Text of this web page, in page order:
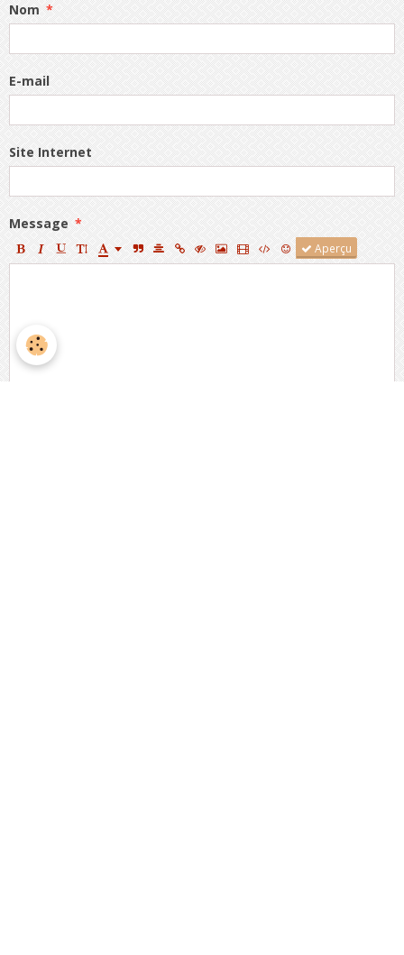
Nom
E-mail
Site Internet
Message
Aperçu